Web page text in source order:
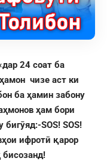
24 соат ба
чизе аст ки
ба ҳамин забону
ҳам бори
SOS! SOS!
ифротӣ қарор